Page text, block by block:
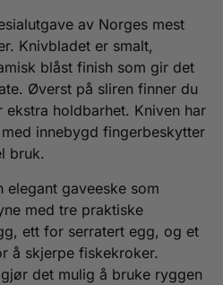
av Norges mest
Knivbladet er smalt,
blåst finish som gir det
Øverst på sliren finner du
ekstra holdbarhet. Kniven har
innebygd fingerbeskytter
bruk.
elegant gaveeske som
med tre praktiske
ett for serratert egg, og et
å skjerpe fiskekroker.
det mulig å bruke ryggen